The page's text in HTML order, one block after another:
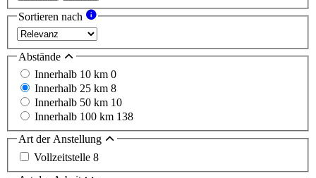
Sortieren nach
Abstände
Innerhalb 10 km 0
Innerhalb 25 km 8
Innerhalb 50 km 10
Innerhalb 100 km 138
Art der Anstellung
Vollzeitstelle 8